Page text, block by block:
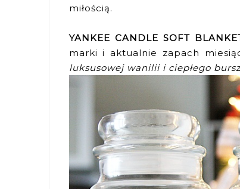
miłością.
YANKEE CANDLE SOFT
marki i aktualnie zapach
luksusowej wanilii i ciepłego